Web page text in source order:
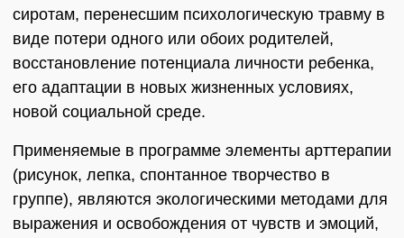
сиротам, перенесшим психологическую травму в
виде потери одного или обоих родителей,
восстановление потенциала личности ребенка,
его адаптации в новых жизненных условиях,
новой социальной среде.
Применяемые в программе элементы арттерапии
(рисунок, лепка, спонтанное творчество в
группе), являются экологическими методами для
выражения и освобождения от чувств и эмоций,